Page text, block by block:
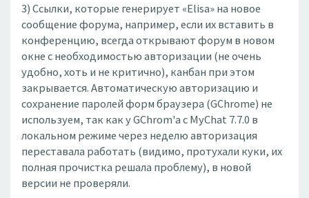
3) Ссылки, которые генерирует «Elisa» на новое
сообщение форума, например, если их вставить в
конференцию, всегда открывают форум в новом
окне с необходимостью авторизации (не очень
удобно, хоть и не критично), канбан при этом
закрывается. Автоматическую авторизацию и
сохранение паролей форм браузера (GСhrome) не
используем, так как у GСhrom'a с MyChat 7.7.0 в
локальном режиме через неделю авторизация
переставала работать (видимо, протухали куки, их
полная прочистка решала проблему), в новой
версии не проверяли.